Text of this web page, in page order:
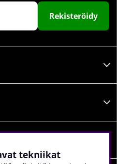
Rekisteröidy
tekniikat